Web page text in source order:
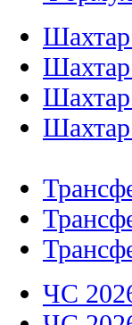
Шахтар
ЧС